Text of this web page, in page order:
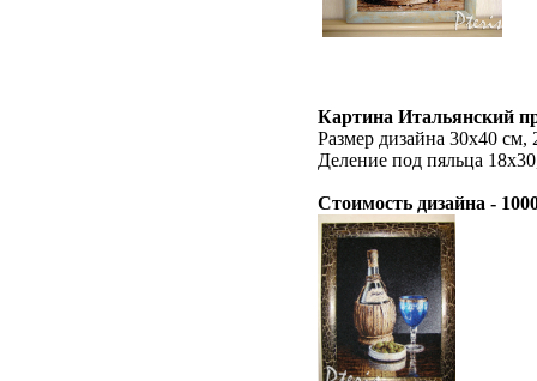
Картина Итальянский
Размер дизайна 30х40 см,
Деление под пяльца
Стоимость дизайна -